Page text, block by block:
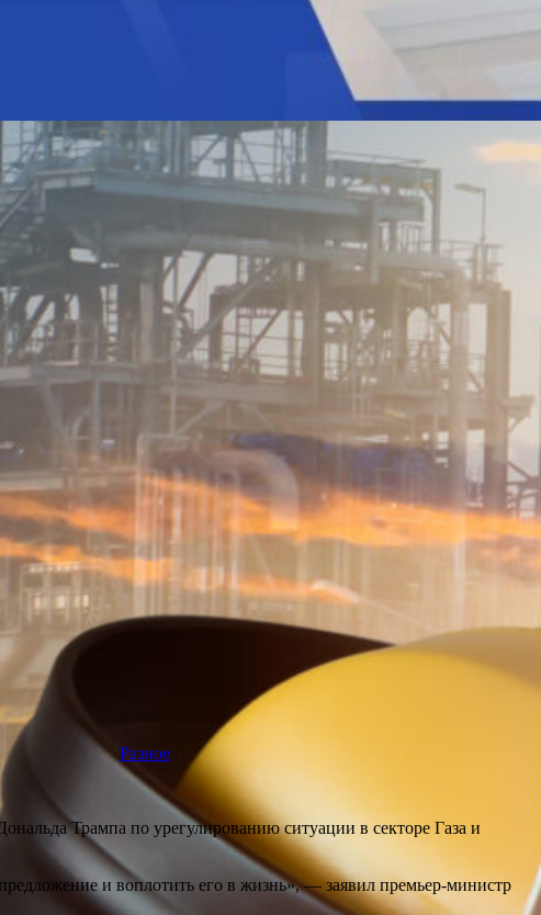
Разное
Трампа по урегулированию ситуации в секторе Газа и
и воплотить его в жизнь», — заявил премьер-министр